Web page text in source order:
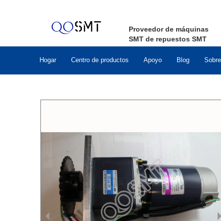
Proveedor de máquinas
SMT de repuestos SMT
Hogar Centro de productos Apoyo Blog